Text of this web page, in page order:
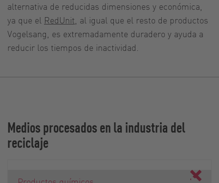
alternativa de reducidas dimensiones y económica,
ya que el RedUnit , al igual que el resto de productos
Vogelsang, es extremadamente duradero y ayuda a
reducir los tiempos de inactividad.
Medios procesados en la industria del
reciclaje